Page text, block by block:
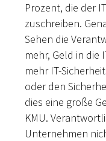
Prozent, die der
zuschreiben.
Sehen die
mehr, Geld in die
mehr IT-
oder den
dies eine große
KMU.
Unternehmen